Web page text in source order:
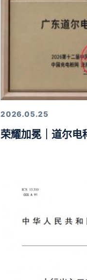
2026.05.25
荣耀加冕｜道尔电